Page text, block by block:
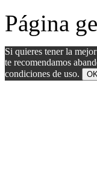
Página
Si quieres tener la
te recomendamos
condiciones de uso.
OK